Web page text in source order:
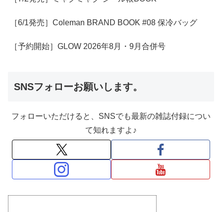
［6/1発売］Coleman BRAND BOOK #08 保冷バッグ
［予約開始］GLOW 2026年8月・9月合併号
SNSフォローお願いします。
フォローいただけると、SNSでも最新の雑誌付録につい
て知れますよ♪